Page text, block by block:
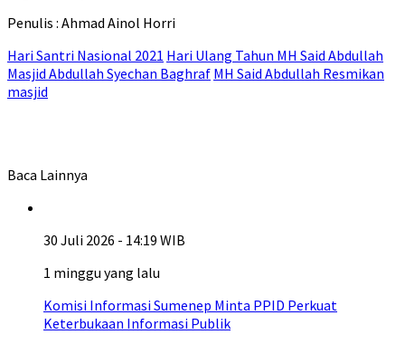
Penulis : Ahmad Ainol Horri
Hari Santri Nasional 2021 Hari Ulang Tahun MH Said Abdullah
Masjid Abdullah Syechan Baghraf MH Said Abdullah Resmikan
masjid
Baca Lainnya
30 Juli 2026 - 14:19 WIB
1 minggu yang lalu
Komisi Informasi Sumenep Minta PPID Perkuat
Keterbukaan Informasi Publik